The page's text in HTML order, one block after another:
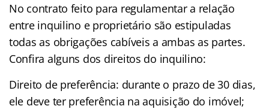
No contrato feito para regulamentar a relação
entre inquilino e proprietário são estipuladas
todas as obrigações cabíveis a ambas as partes.
Confira alguns dos direitos do inquilino:
Direito de preferência: durante o prazo de 30 dias,
ele deve ter preferência na aquisição do imóvel;